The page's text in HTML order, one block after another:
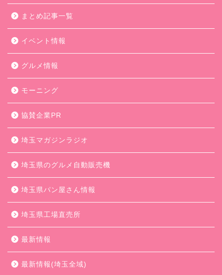
まとめ記事一覧
イベント情報
グルメ情報
モーニング
協賛企業PR
埼玉マガジンラジオ
埼玉県のグルメ自動販売機
埼玉県パン屋さん情報
埼玉県工場直売所
最新情報
最新情報(埼玉全域)